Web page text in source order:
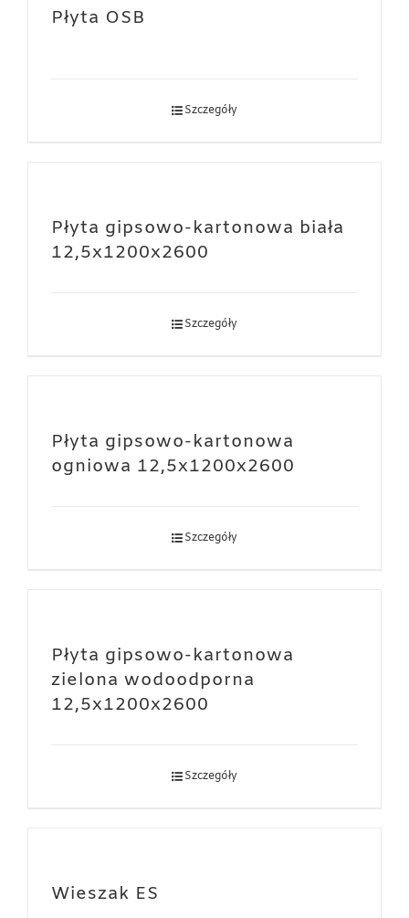
Płyta OSB
Szczegóły
Płyta gipsowo-kartonowa biała
12,5x1200x2600
Szczegóły
Płyta gipsowo-kartonowa
ogniowa 12,5x1200x2600
Szczegóły
Płyta gipsowo-kartonowa
zielona wodoodporna
12,5x1200x2600
Szczegóły
Wieszak ES